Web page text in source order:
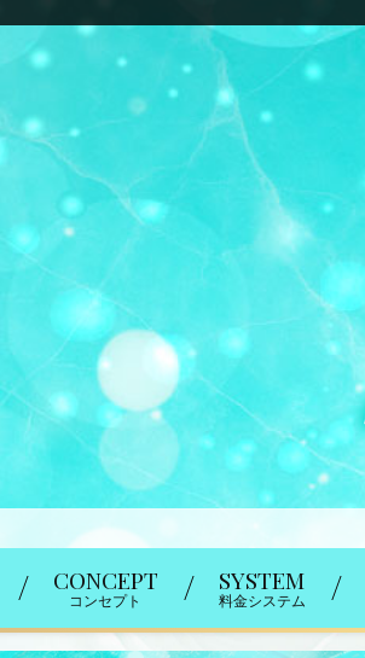
CONCEPT
コンセプト
SYSTEM
料金システム